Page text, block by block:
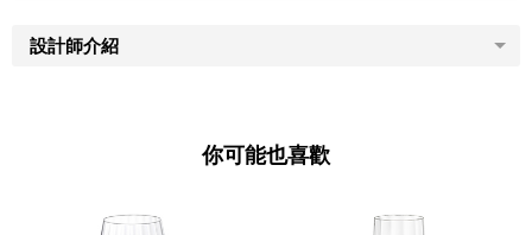
設計師介紹
你可能也喜歡